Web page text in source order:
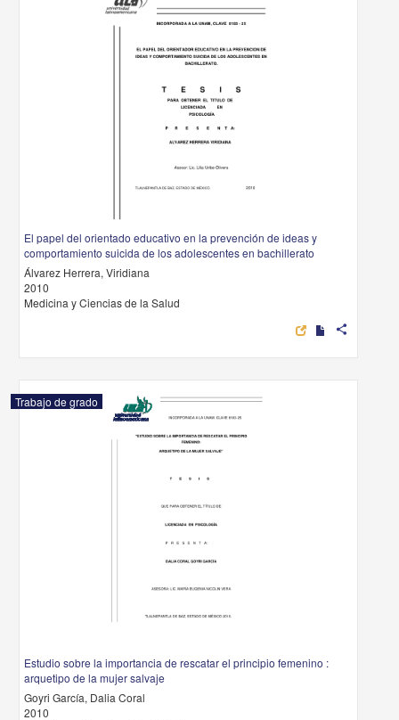
El papel del orientado educativo en la prevención de ideas y
comportamiento suicida de los adolescentes en bachillerato
Álvarez Herrera, Viridiana
2010
Medicina y Ciencias de la Salud
share
Trabajo de grado
Estudio sobre la importancia de rescatar el principio femenino :
arquetipo de la mujer salvaje
Goyri García, Dalia Coral
2010